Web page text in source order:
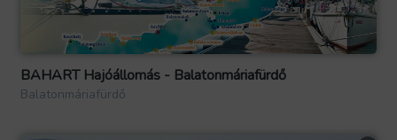
BAHART Hajóállomás - Balatonmáriafürdő
Balatonmáriafürdő